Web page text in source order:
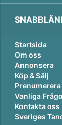
Startsida
Om oss
Annonsera
Köp & Sälj
Prenumerera
Vanliga
Kontakta oss
Sveriges